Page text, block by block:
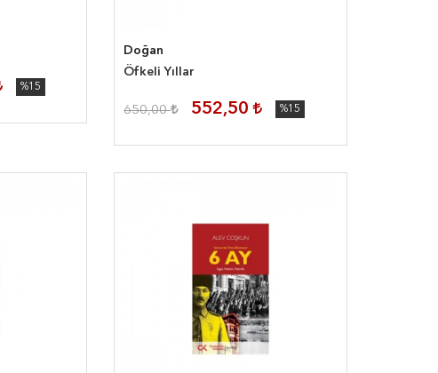
%15
Doğan
Öfkeli Yıllar
650,00 552,50 %15